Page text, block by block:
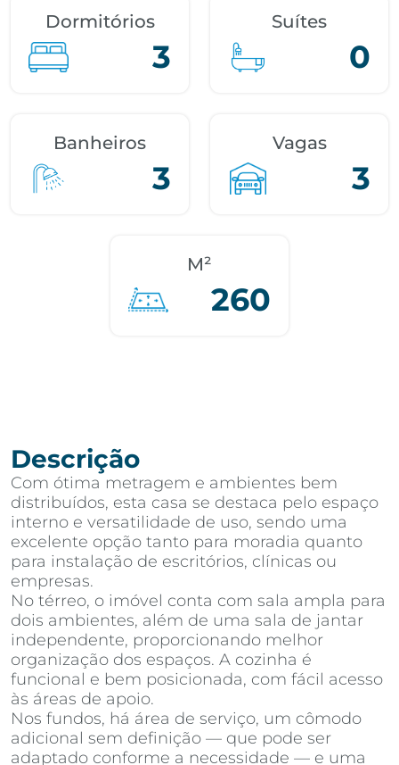
Dormitórios
3
Suítes
0
Banheiros
3
Vagas
3
M²
260
Descrição
Com ótima metragem e ambientes bem
distribuídos, esta casa se destaca pelo espaço
interno e versatilidade de uso, sendo uma
excelente opção tanto para moradia quanto
para instalação de escritórios, clínicas ou
empresas.
No térreo, o imóvel conta com sala ampla para
dois ambientes, além de uma sala de jantar
independente, proporcionando melhor
organização dos espaços. A cozinha é
funcional e bem posicionada, com fácil acesso
às áreas de apoio.
Nos fundos, há área de serviço, um cômodo
adicional sem definição — que pode ser
adaptado conforme a necessidade — e uma